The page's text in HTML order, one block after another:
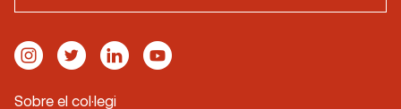
Sobre el col·legi